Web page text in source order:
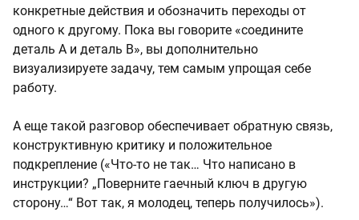
конкретные действия и обозначить переходы от
одного к другому. Пока вы говорите «соедините
деталь А и деталь В», вы дополнительно
визуализируете задачу, тем самым упрощая себе
работу.
А еще такой разговор обеспечивает обратную связь,
конструктивную критику и положительное
подкрепление («Что-то не так… Что написано в
инструкции? „Поверните гаечный ключ в другую
сторону…“ Вот так, я молодец, теперь получилось»).